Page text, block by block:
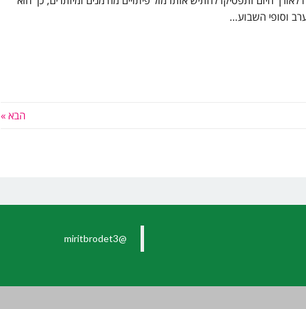
וסופי השבוע…
הבא »
@miritbrodet3